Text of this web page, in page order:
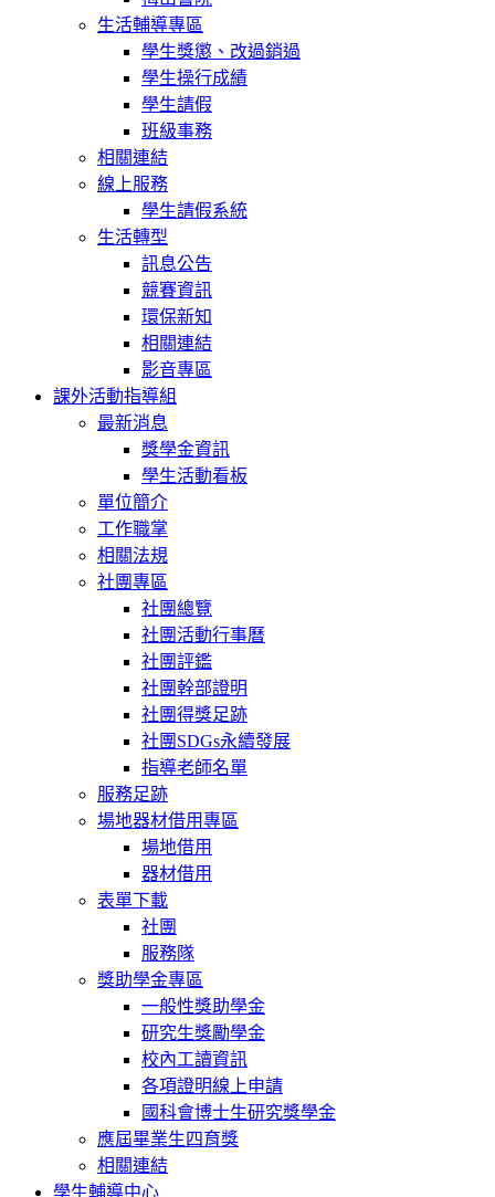
生活輔導專區
學生獎懲、改過銷過
學生操行成績
學生請假
班級事務
相關連結
線上服務
學生請假系統
生活轉型
訊息公告
競賽資訊
環保新知
相關連結
影音專區
課外活動指導組
最新消息
獎學金資訊
學生活動看板
單位簡介
工作職掌
相關法規
社團專區
社團總覽
社團活動行事曆
社團評鑑
社團幹部證明
社團得獎足跡
社團SDGs永續發展
指導老師名單
服務足跡
場地器材借用專區
場地借用
器材借用
表單下載
社團
服務隊
獎助學金專區
一般性獎助學金
研究生獎勵學金
校內工讀資訊
各項證明線上申請
國科會博士生研究獎學金
應屆畢業生四育獎
相關連結
學生輔導中心